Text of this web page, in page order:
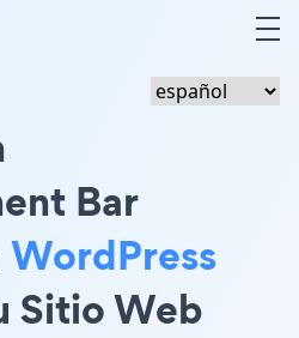
Bar
WordPress
Sitio Web